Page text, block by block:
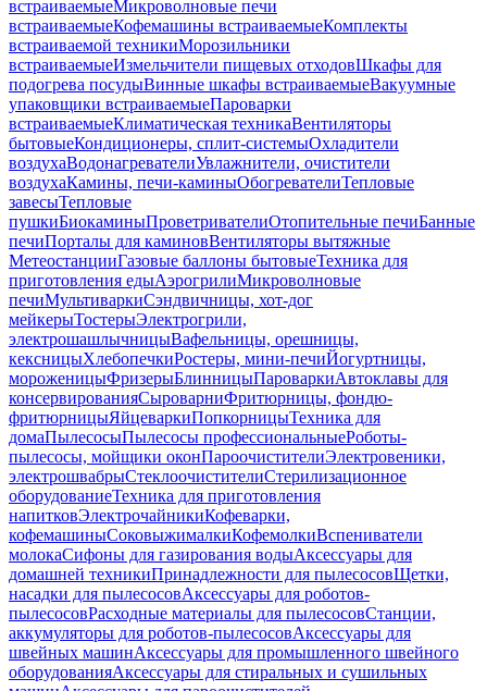
встраиваемыеМикроволновые печи
встраиваемыеКофемашины встраиваемыеКомплекты
встраиваемой техникиМорозильники
встраиваемыеИзмельчители пищевых отходовШкафы для
подогрева посудыВинные шкафы встраиваемыеВакуумные
упаковщики встраиваемыеПароварки
встраиваемыеКлиматическая техникаВентиляторы
бытовыеКондиционеры, сплит-системыОхладители
воздухаВодонагревателиУвлажнители, очистители
воздухаКамины, печи-каминыОбогревателиТепловые
завесыТепловые
пушкиБиокаминыПроветривателиОтопительные печиБанные
печиПорталы для каминовВентиляторы вытяжные
МетеостанцииГазовые баллоны бытовыеТехника для
приготовления едыАэрогрилиМикроволновые
печиМультиваркиСэндвичницы, хот-дог
мейкерыТостерыЭлектрогрили,
электрошашлычницыВафельницы, орешницы,
кексницыХлебопечкиРостеры, мини-печиЙогуртницы,
мороженицыФризерыБлинницыПароваркиАвтоклавы для
консервированияСыроварниФритюрницы, фондю-
фритюрницыЯйцеваркиПопкорницыТехника для
домаПылесосыПылесосы профессиональныеРоботы-
пылесосы, мойщики оконПароочистителиЭлектровеники,
электрошвабрыСтеклоочистителиСтерилизационное
оборудованиеТехника для приготовления
напитковЭлектрочайникиКофеварки,
кофемашиныСоковыжималкиКофемолкиВспениватели
молокаСифоны для газирования водыАксессуары для
домашней техникиПринадлежности для пылесосовЩетки,
насадки для пылесосовАксессуары для роботов-
пылесосовРасходные материалы для пылесосовСтанции,
аккумуляторы для роботов-пылесосовАксессуары для
швейных машинАксессуары для промышленного швейного
оборудованияАксессуары для стиральных и сушильных